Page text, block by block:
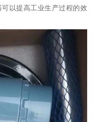
以提高工业生产过程的效